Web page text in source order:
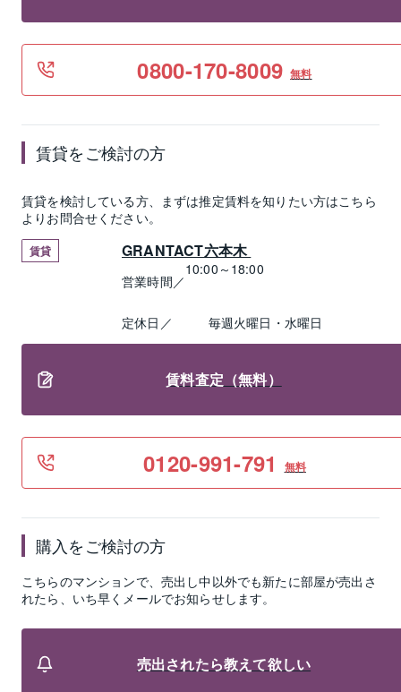
0800-170-8009 無料
賃貸をご検討の方
賃貸を検討している方、まずは推定賃料を知りたい方はこちら
よりお問合せください。
賃貸 GRANTACT六本木
営業時間／
10:00～18:00
定休日／ 毎週火曜日・水曜日
賃料査定（無料）
0120-991-791 無料
購入をご検討の方
こちらのマンションで、売出し中以外でも新たに部屋が売出さ
れたら、いち早くメールでお知らせします。
売出されたら教えて欲しい